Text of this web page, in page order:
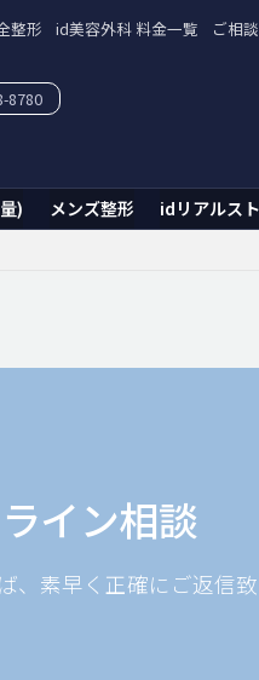
整形 id美容外科 料金一覧 ご相
) メンズ整形 idリアルス
8780
イン相談
、素早く正確にご返信致